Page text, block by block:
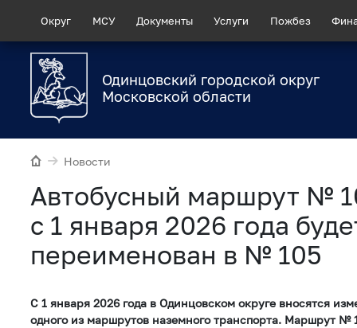
Округ МСУ Документы Услуги Пожбез
Одинцовский городской округ
Московской области
Новости
Автобусный маршрут №
с 1 января 2026 года
переименован в № 105
С 1 января 2026 года в Одинцовском округе вносятся
одного из маршрутов наземного транспорта. Маршрут №